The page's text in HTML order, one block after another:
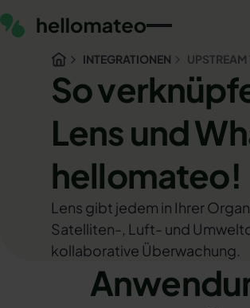
INTEGRATIONEN UPSTREAM
So
Lens und
hellomateo!
Lens gibt jedem in Ihrer
Satelliten-, Luft- und
kollaborative Überwachung.